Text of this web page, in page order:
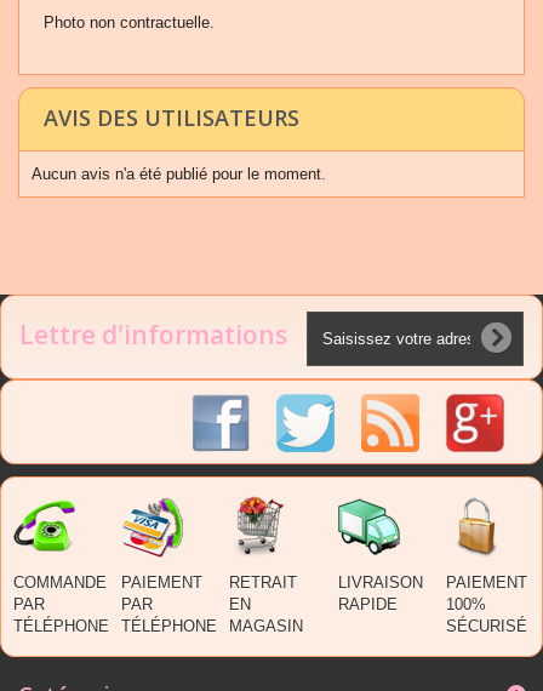
Photo non contractuelle.
AVIS DES UTILISATEURS
Aucun avis n'a été publié pour le moment.
Lettre d'informations
COMMANDE
PAR
TÉLÉPHONE
PAIEMENT
PAR
TÉLÉPHONE
RETRAIT
EN
MAGASIN
LIVRAISON
RAPIDE
PAIEMENT
100%
SÉCURISÉ